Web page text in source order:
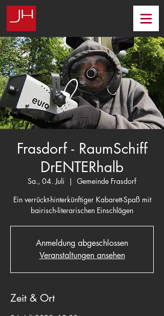
Frasdorf - RaumSchiff
DrENTERhalb
Sa., 04. Juli
  |
Gemeinde Frasdorf
Ein verrückt-hinterkünftiger Kabarett-Spaß mit
bairisch-literarischen Einschlägen
Anmeldung abgeschlossen
Veranstaltungen ansehen
Zeit & Ort